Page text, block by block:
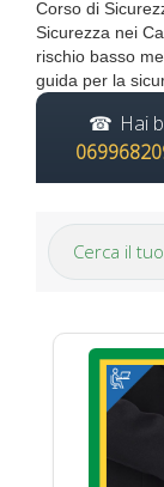
Corso di
Sicurezza nei
rischio basso
guida per la
Hai